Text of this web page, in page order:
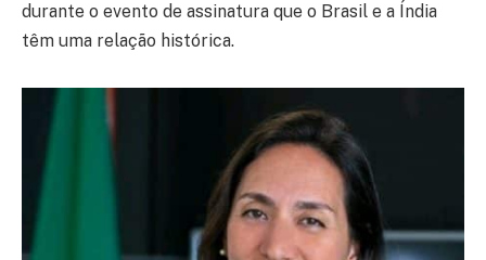
durante o evento de assinatura que o Brasil e a Índia
têm uma relação histórica.